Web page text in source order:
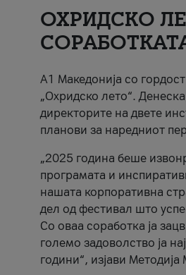
ОХРИДСКО
A1 Македонија со
„Охридско лето“.
директорите на двете
планови за наредниот
„2025 година беше
програмата и
нашата корпоративна
дел од фестивал што
Со оваа соработка ја
големо задоволство ја
години“, изјави